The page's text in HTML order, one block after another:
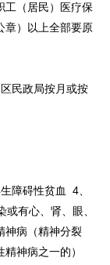
工（居民）医疗保
章）以上全部要原
民政局按月或按
障碍性贫血 4、
有心、肾、眼、
神病（精神分裂
神病之一的）